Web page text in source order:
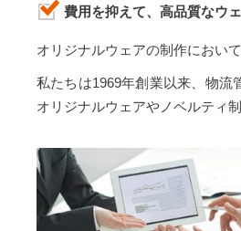
費用を抑えて、高品質なウ
オリジナルウェアの制作におい
私たちは1969年創業以来、物流
オリジナルウェアやノベルティ